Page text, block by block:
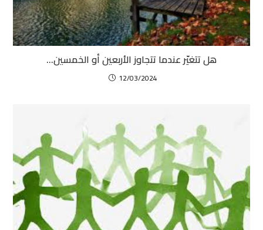
هل تتغيّر عندما تتجاوز الأربعين أو الخمسين…
12/03/2024